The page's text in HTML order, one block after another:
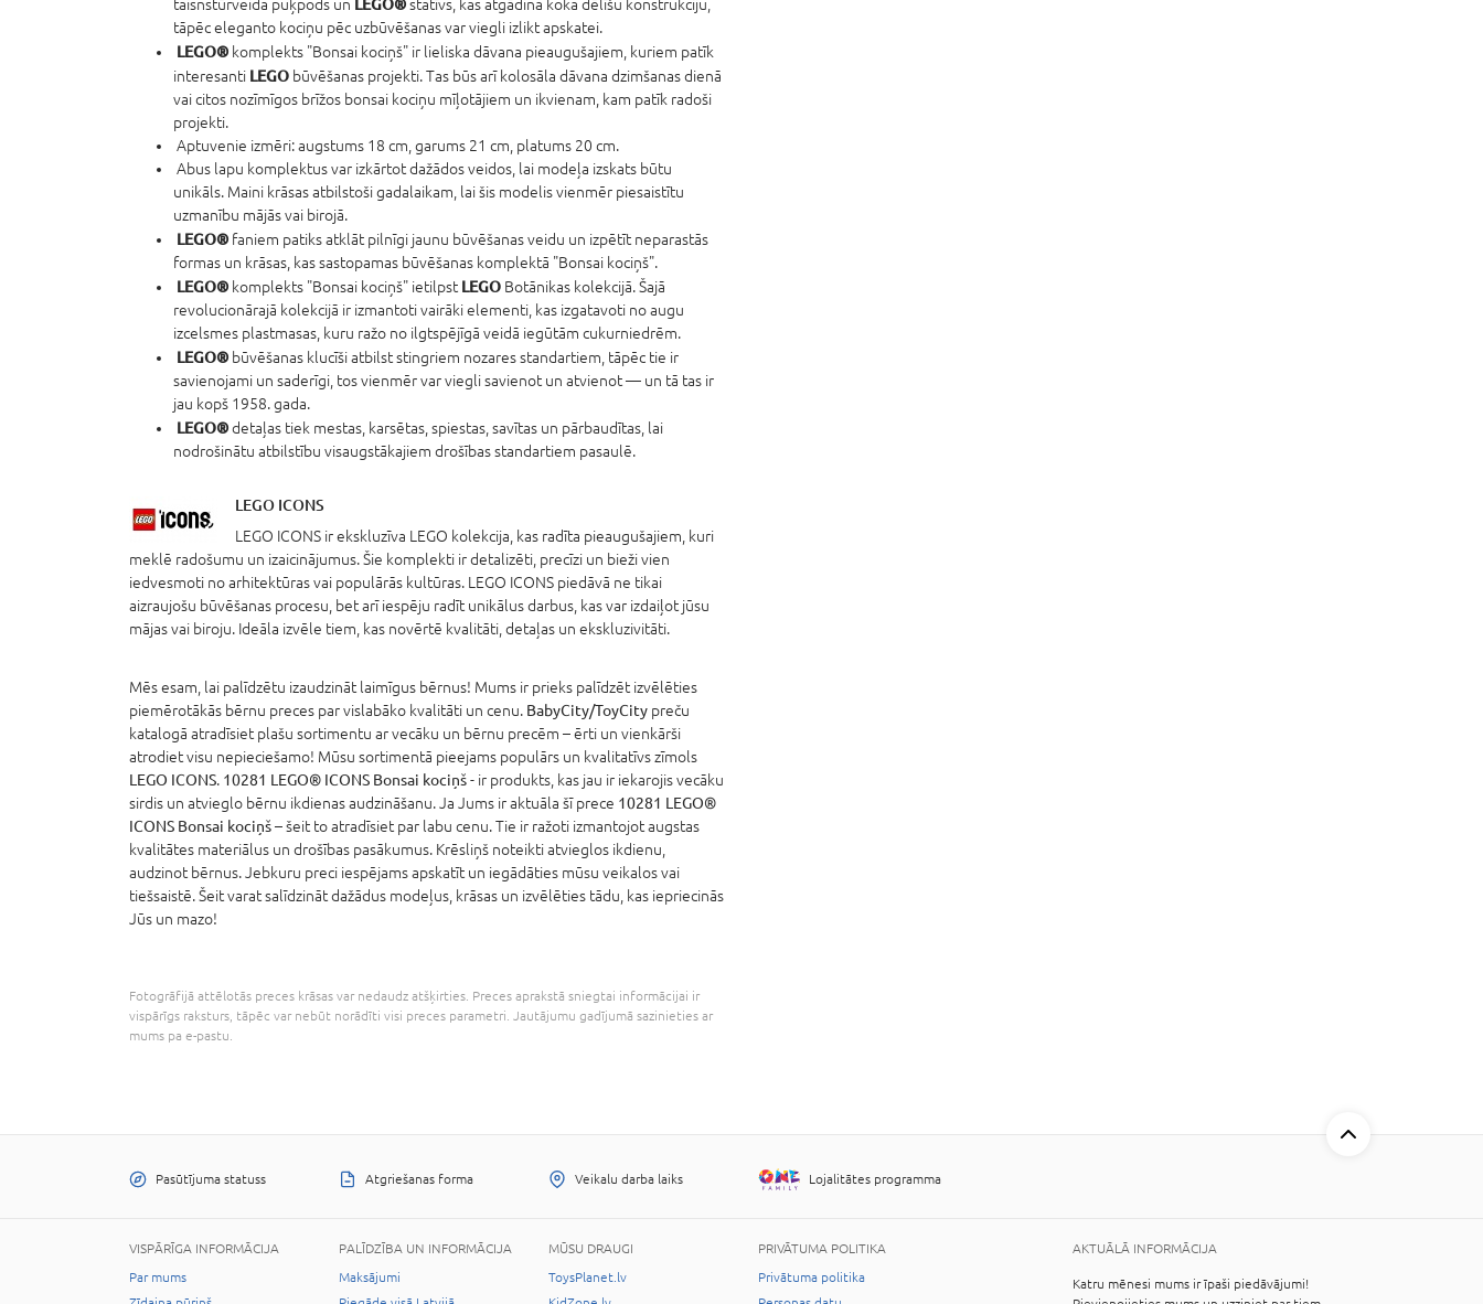
taisnstūrveida puķpods un
statīvs, kas atgādina koka dēlīšu konstrukciju,
tāpēc eleganto kociņu pēc uzbūvēšanas var viegli izlikt apskatei.
LEGO® komplekts "Bonsai kociņš" ir lieliska dāvana pieaugušajiem, kuriem patīk
interesanti LEGO būvēšanas projekti. Tas būs arī kolosāla dāvana dzimšanas dienā
vai citos nozīmīgos brīžos bonsai kociņu mīļotājiem un ikvienam, kam patīk radoši
projekti.
Aptuvenie izmēri: augstums 18 cm, garums 21 cm, platums 20 cm.
Abus lapu komplektus var izkārtot dažādos veidos, lai modeļa izskats būtu
unikāls. Maini krāsas atbilstoši gadalaikam, lai šis modelis vienmēr piesaistītu
uzmanību mājās vai birojā.
LEGO® faniem patiks atklāt pilnīgi jaunu būvēšanas veidu un izpētīt neparastās
formas un krāsas, kas sastopamas būvēšanas komplektā "Bonsai kociņš".
LEGO® komplekts "Bonsai kociņš" ietilpst LEGO Botānikas kolekcijā. Šajā
revolucionārajā kolekcijā ir izmantoti vairāki elementi, kas izgatavoti no augu
izcelsmes plastmasas, kuru ražo no ilgtspējīgā veidā iegūtām cukurniedrēm.
LEGO® būvēšanas klucīši atbilst stingriem nozares standartiem, tāpēc tie ir
savienojami un saderīgi, tos vienmēr var viegli savienot un atvienot — un tā tas ir
jau kopš 1958. gada.
LEGO®detaļas tiek mestas, karsētas, spiestas, savītas un pārbaudītas, lai
nodrošinātu atbilstību visaugstākajiem drošības standartiem pasaulē.
LEGO ICONS
LEGO ICONS ir ekskluzīva LEGO kolekcija, kas radīta pieaugušajiem, kuri
meklē radošumu un izaicinājumus. Šie komplekti ir detalizēti, precīzi un bieži vien
iedvesmoti no arhitektūras vai populārās kultūras. LEGO ICONS piedāvā ne tikai
aizraujošu būvēšanas procesu, bet arī iespēju radīt unikālus darbus, kas var izdaiļot jūsu
mājas vai biroju. Ideāla izvēle tiem, kas novērtē kvalitāti, detaļas un ekskluzivitāti.
Mēs esam, lai palīdzētu izaudzināt laimīgus bērnus! Mums ir prieks palīdzēt izvēlēties
piemērotākās bērnu preces par vislabāko kvalitāti un cenu. BabyCity/ToyCity preču
katalogā atradīsiet plašu sortimentu ar vecāku un bērnu precēm – ērti un vienkārši
atrodiet visu nepieciešamo! Mūsu sortimentā pieejams populārs un kvalitatīvs zīmols
LEGO ICONS. 10281 LEGO® ICONS Bonsai kociņš- ir produkts, kas jau ir iekarojis vecāku
sirdis un atvieglo bērnu ikdienas audzināšanu. Ja Jums ir aktuāla šī prece 10281 LEGO®
ICONS Bonsai kociņš– šeit to atradīsiet par labu cenu. Tie ir ražoti izmantojot augstas
kvalitātes materiālus un drošības pasākumus. Krēsliņš noteikti atvieglos ikdienu,
audzinot bērnus. Jebkuru preci iespējams apskatīt un iegādāties mūsu veikalos vai
tiešsaistē. Šeit varat salīdzināt dažādus modeļus, krāsas un izvēlēties tādu, kas iepriecinās
Jūs un mazo!
Fotogrāfijā attēlotās preces krāsas var nedaudz atšķirties. Preces aprakstā sniegtai informācijai ir
vispārīgs raksturs, tāpēc var nebūt norādīti visi preces parametri. Jautājumu gadījumā sazinieties ar
mums pa e-pastu.
Pasūtījuma statuss Atgriešanas forma Veikalu darba laiks Lojalitātes programma
VISPĀRĪGA INFORMĀCIJA
Par mums
PALĪDZĪBA UN INFORMĀCIJA
Maksājumi
MŪSU DRAUGI
ToysPlanet.lv
PRIVĀTUMA POLITIKA
Privātuma politika
AKTUĀLĀ INFORMĀCIJA
Katru mēnesi mums ir īpaši piedāvājumi!